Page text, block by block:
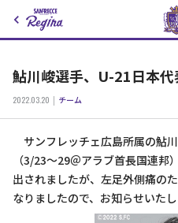
鮎川峻選手、U-21日本
2022.03.20 チーム
サンフレッチェ広島所属の鮎
（3/23～29＠アラブ首長国連
出されましたが、左足外側痛の
なりましたので、お知らせいたし